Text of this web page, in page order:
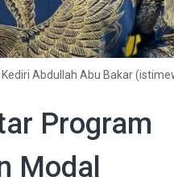
Kediri Abdullah Abu Bakar
Program
Modal